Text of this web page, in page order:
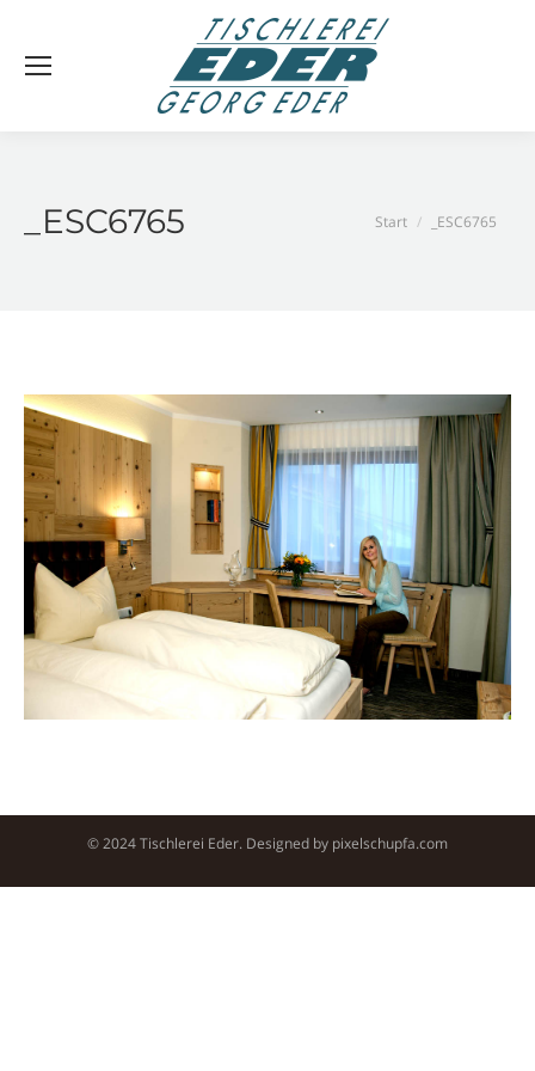
_ESC6765
Sie befinden sich
Start _ESC6765
© 2024 Tischlerei Eder. Designed by pixelschupfa.com